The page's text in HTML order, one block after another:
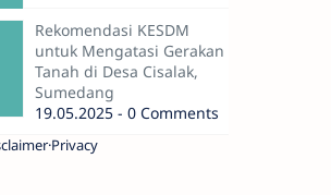
Rekomendasi KESDM
untuk Mengatasi Gerakan
Tanah di Desa Cisalak,
Sumedang
19.05.2025 - 0 Comments
Privacy